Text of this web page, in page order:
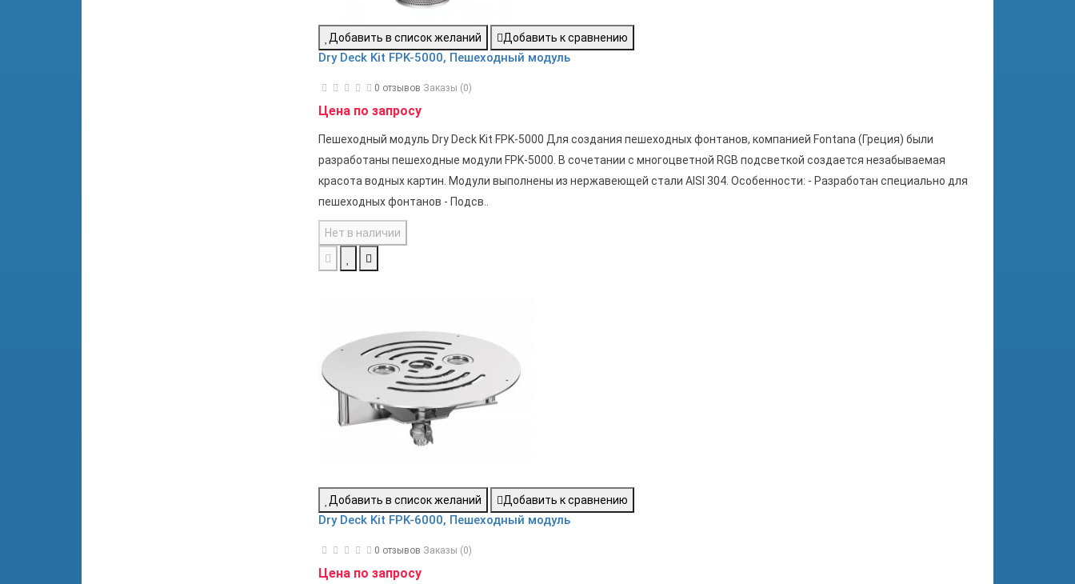
Добавить в список желаний Добавить к сравнению
Dry Deck Kit FPK-5000, Пешеходный модуль
0 отзывов Заказы (0)
Цена по запросу
Пешеходный модуль Dry Deck Kit FPK-5000 Для создания пешеходных фонтанов, компанией Fontana (Греция) были
разработаны пешеходные модули FPK-5000. В сочетании с многоцветной RGB подсветкой создается незабываемая
красота водных картин. Модули выполнены из нержавеющей стали AISI 304. Особенности: - Разработан специально для
пешеходных фонтанов - Подсв..
Нет в наличии
Добавить в список желаний Добавить к сравнению
Dry Deck Kit FPK-6000, Пешеходный модуль
0 отзывов Заказы (0)
Цена по запросу